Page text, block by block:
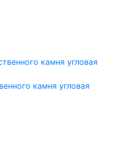
камня угловая